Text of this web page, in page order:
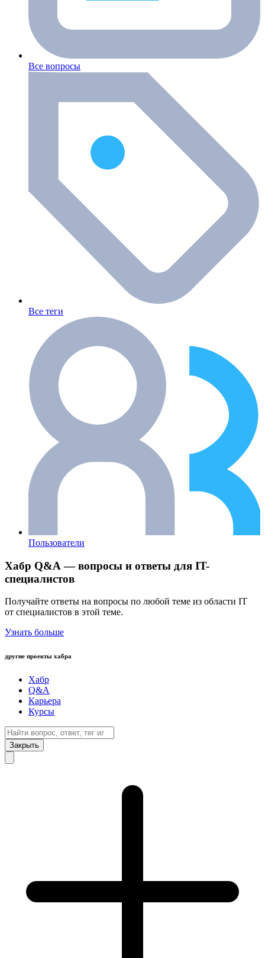
Все вопросы
Все теги
Пользователи
Хабр Q&A — вопросы и ответы для IT-
специалистов
Получайте ответы на вопросы по любой теме из области IT
от специалистов в этой теме.
Узнать больше
другие проекты хабра
Хабр
Q&A
Карьера
Курсы
Закрыть